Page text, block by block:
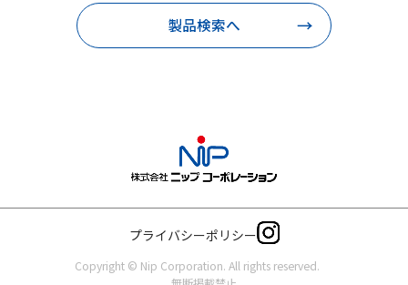
製品検索へ
プライバシーポリシー
Copyright © Nip Corporation. All rights reserved.